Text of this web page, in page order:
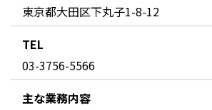
東京都大田区下丸子1-8-12
TEL
03-3756-5566
主な業務内容